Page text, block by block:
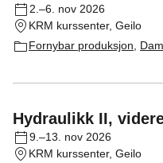
2.–6. nov 2026
KRM kurssenter, Geilo
Fornybar produksjon
Hydraulikk II,
9.–13. nov 2026
KRM kurssenter, Geilo